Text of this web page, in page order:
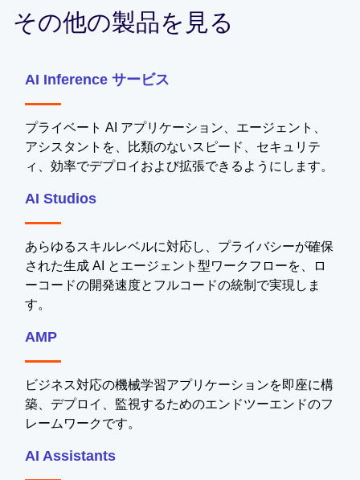
その他の製品を見る
AI Inference サービス
プライベート AI アプリケーション、エージェント、
アシスタントを、比類のないスピード、セキュリテ
ィ、効率でデプロイおよび拡張できるようにします。
AI Studios
あらゆるスキルレベルに対応し、プライバシーが確保
された生成 AI とエージェント型ワークフローを、ロ
ーコードの開発速度とフルコードの統制で実現しま
す。
AMP
ビジネス対応の機械学習アプリケーションを即座に構
築、デプロイ、監視するためのエンドツーエンドのフ
レームワークです。
AI Assistants